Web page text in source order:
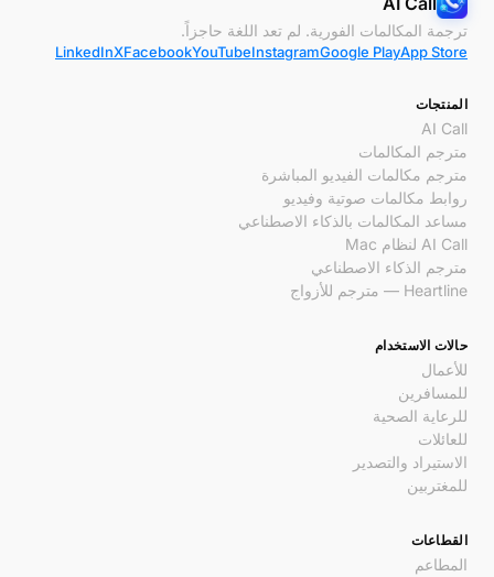
ترجمة المكالمات الفورية. لم تعد اللغة حاجزاً.
App Store
Google Play
Instagram
YouTube
Facebook
X
LinkedIn
المنتجات
AI Call
مترجم المكالمات
مترجم مكالمات الفيديو المباشرة
روابط مكالمات صوتية وفيديو
مساعد المكالمات بالذكاء الاصطناعي
AI Call لنظام Mac
مترجم الذكاء الاصطناعي
Heartline — مترجم للأزواج
حالات الاستخدام
للأعمال
للمسافرين
للرعاية الصحية
للعائلات
الاستيراد والتصدير
للمغتربين
القطاعات
المطاعم